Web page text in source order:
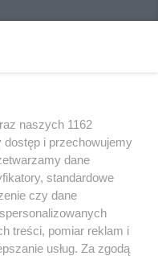
naszych 1162
i przechowujemy
dane
standardowe
czy dane
treści, pomiar reklam i
usług. Za zgodą